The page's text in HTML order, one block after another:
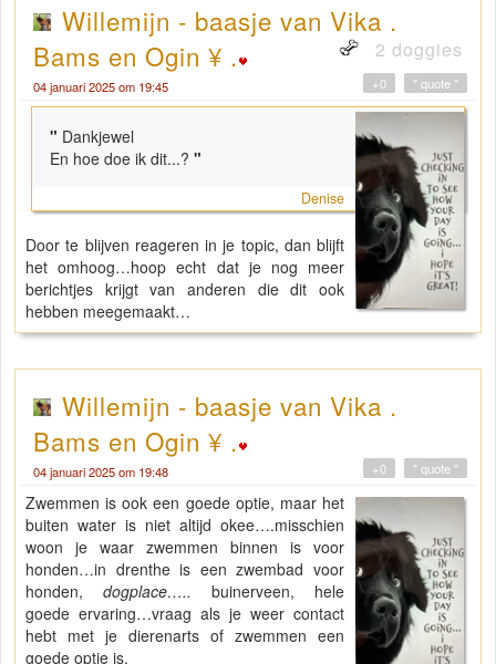
Willemijn - baasje van Vika .
Bams en Ogin ¥ .
2 doggies
04 januari 2025 om 19:45 " quote "
+0
" Dankjewel
En hoe doe ik dit...? "
Denise
Door te blijven reageren in je topic, dan blijft
het omhoog…hoop echt dat je nog meer
berichtjes krijgt van anderen die dit ook
hebben meegemaakt…
Willemijn - baasje van Vika .
Bams en Ogin ¥ .
04 januari 2025 om 19:48 " quote "
+0
Zwemmen is ook een goede optie, maar het
buiten water is niet altijd okee….misschien
woon je waar zwemmen binnen is voor
honden…in drenthe is een zwembad voor
honden, dogplace….. buinerveen, hele
goede ervaring…vraag als je weer contact
hebt met je dierenarts of zwemmen een
goede optie is.